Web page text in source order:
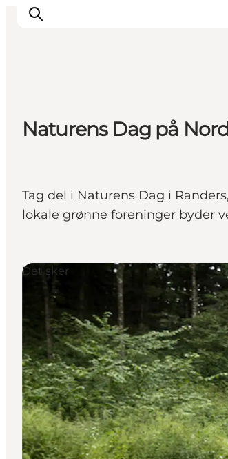
Oplevelser
Kalender
Transport
Naturens Dag på
Tag del i Naturens Dag i
lokale grønne foreninger byder
Det sker